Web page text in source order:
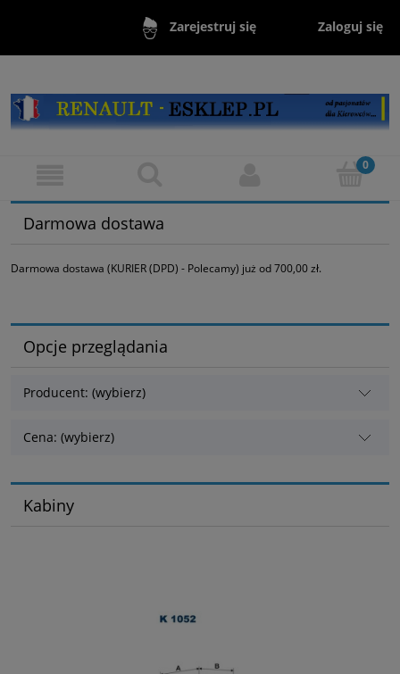
Zarejestruj się Zaloguj się
Darmowa dostawa
Darmowa dostawa (KURIER (DPD) - Polecamy) już od 700,00 zł.
Opcje przeglądania
Producent: (wybierz)
Cena: (wybierz)
Kabiny